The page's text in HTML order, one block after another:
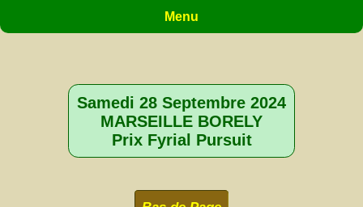
Menu
Samedi 28 Septembre 2024
MARSEILLE BORELY
Prix Fyrial Pursuit